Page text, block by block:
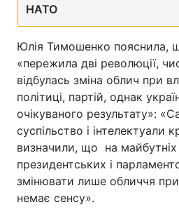
НАТО
Юлія Тимошенко пояснила,
«пережила дві революції,
відбулась зміна облич при
політиці, партій, однак
очікуваного результату»:
суспільство і інтелектуали
визначили, що на майбутніх
президентських і
змінювати лише обличчя при
немає сенсу».